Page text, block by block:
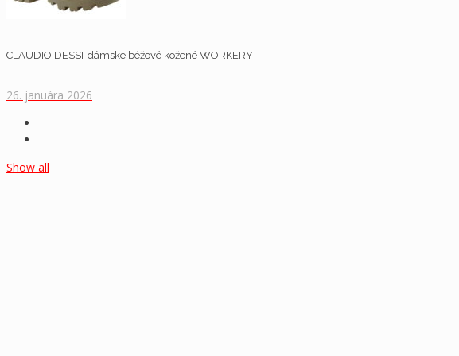
CLAUDIO DESSI-dámske béžové kožené WORKERY
26. januára 2026
Show all